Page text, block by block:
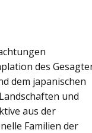
des
dem japanischen
und
aus der
Familien der